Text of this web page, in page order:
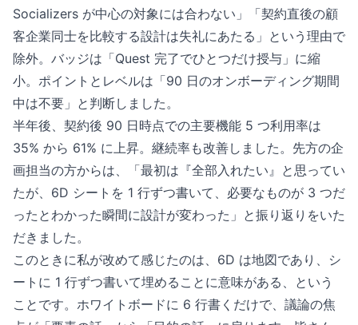
Socializers が中心の対象には合わない」「契約直後の顧
客企業同士を比較する設計は失礼にあたる」という理由で
除外。バッジは「Quest 完了でひとつだけ授与」に縮
小。ポイントとレベルは「90 日のオンボーディング期間
中は不要」と判断しました。
半年後、契約後 90 日時点での主要機能 5 つ利用率は
35% から 61% に上昇。継続率も改善しました。先方の企
画担当の方からは、「最初は『全部入れたい』と思ってい
たが、6D シートを 1 行ずつ書いて、必要なものが 3 つだ
ったとわかった瞬間に設計が変わった」と振り返りをいた
だきました。
このときに私が改めて感じたのは、6D は地図であり、シ
ートに 1 行ずつ書いて埋めることに意味がある、という
ことです。ホワイトボードに 6 行書くだけで、議論の焦